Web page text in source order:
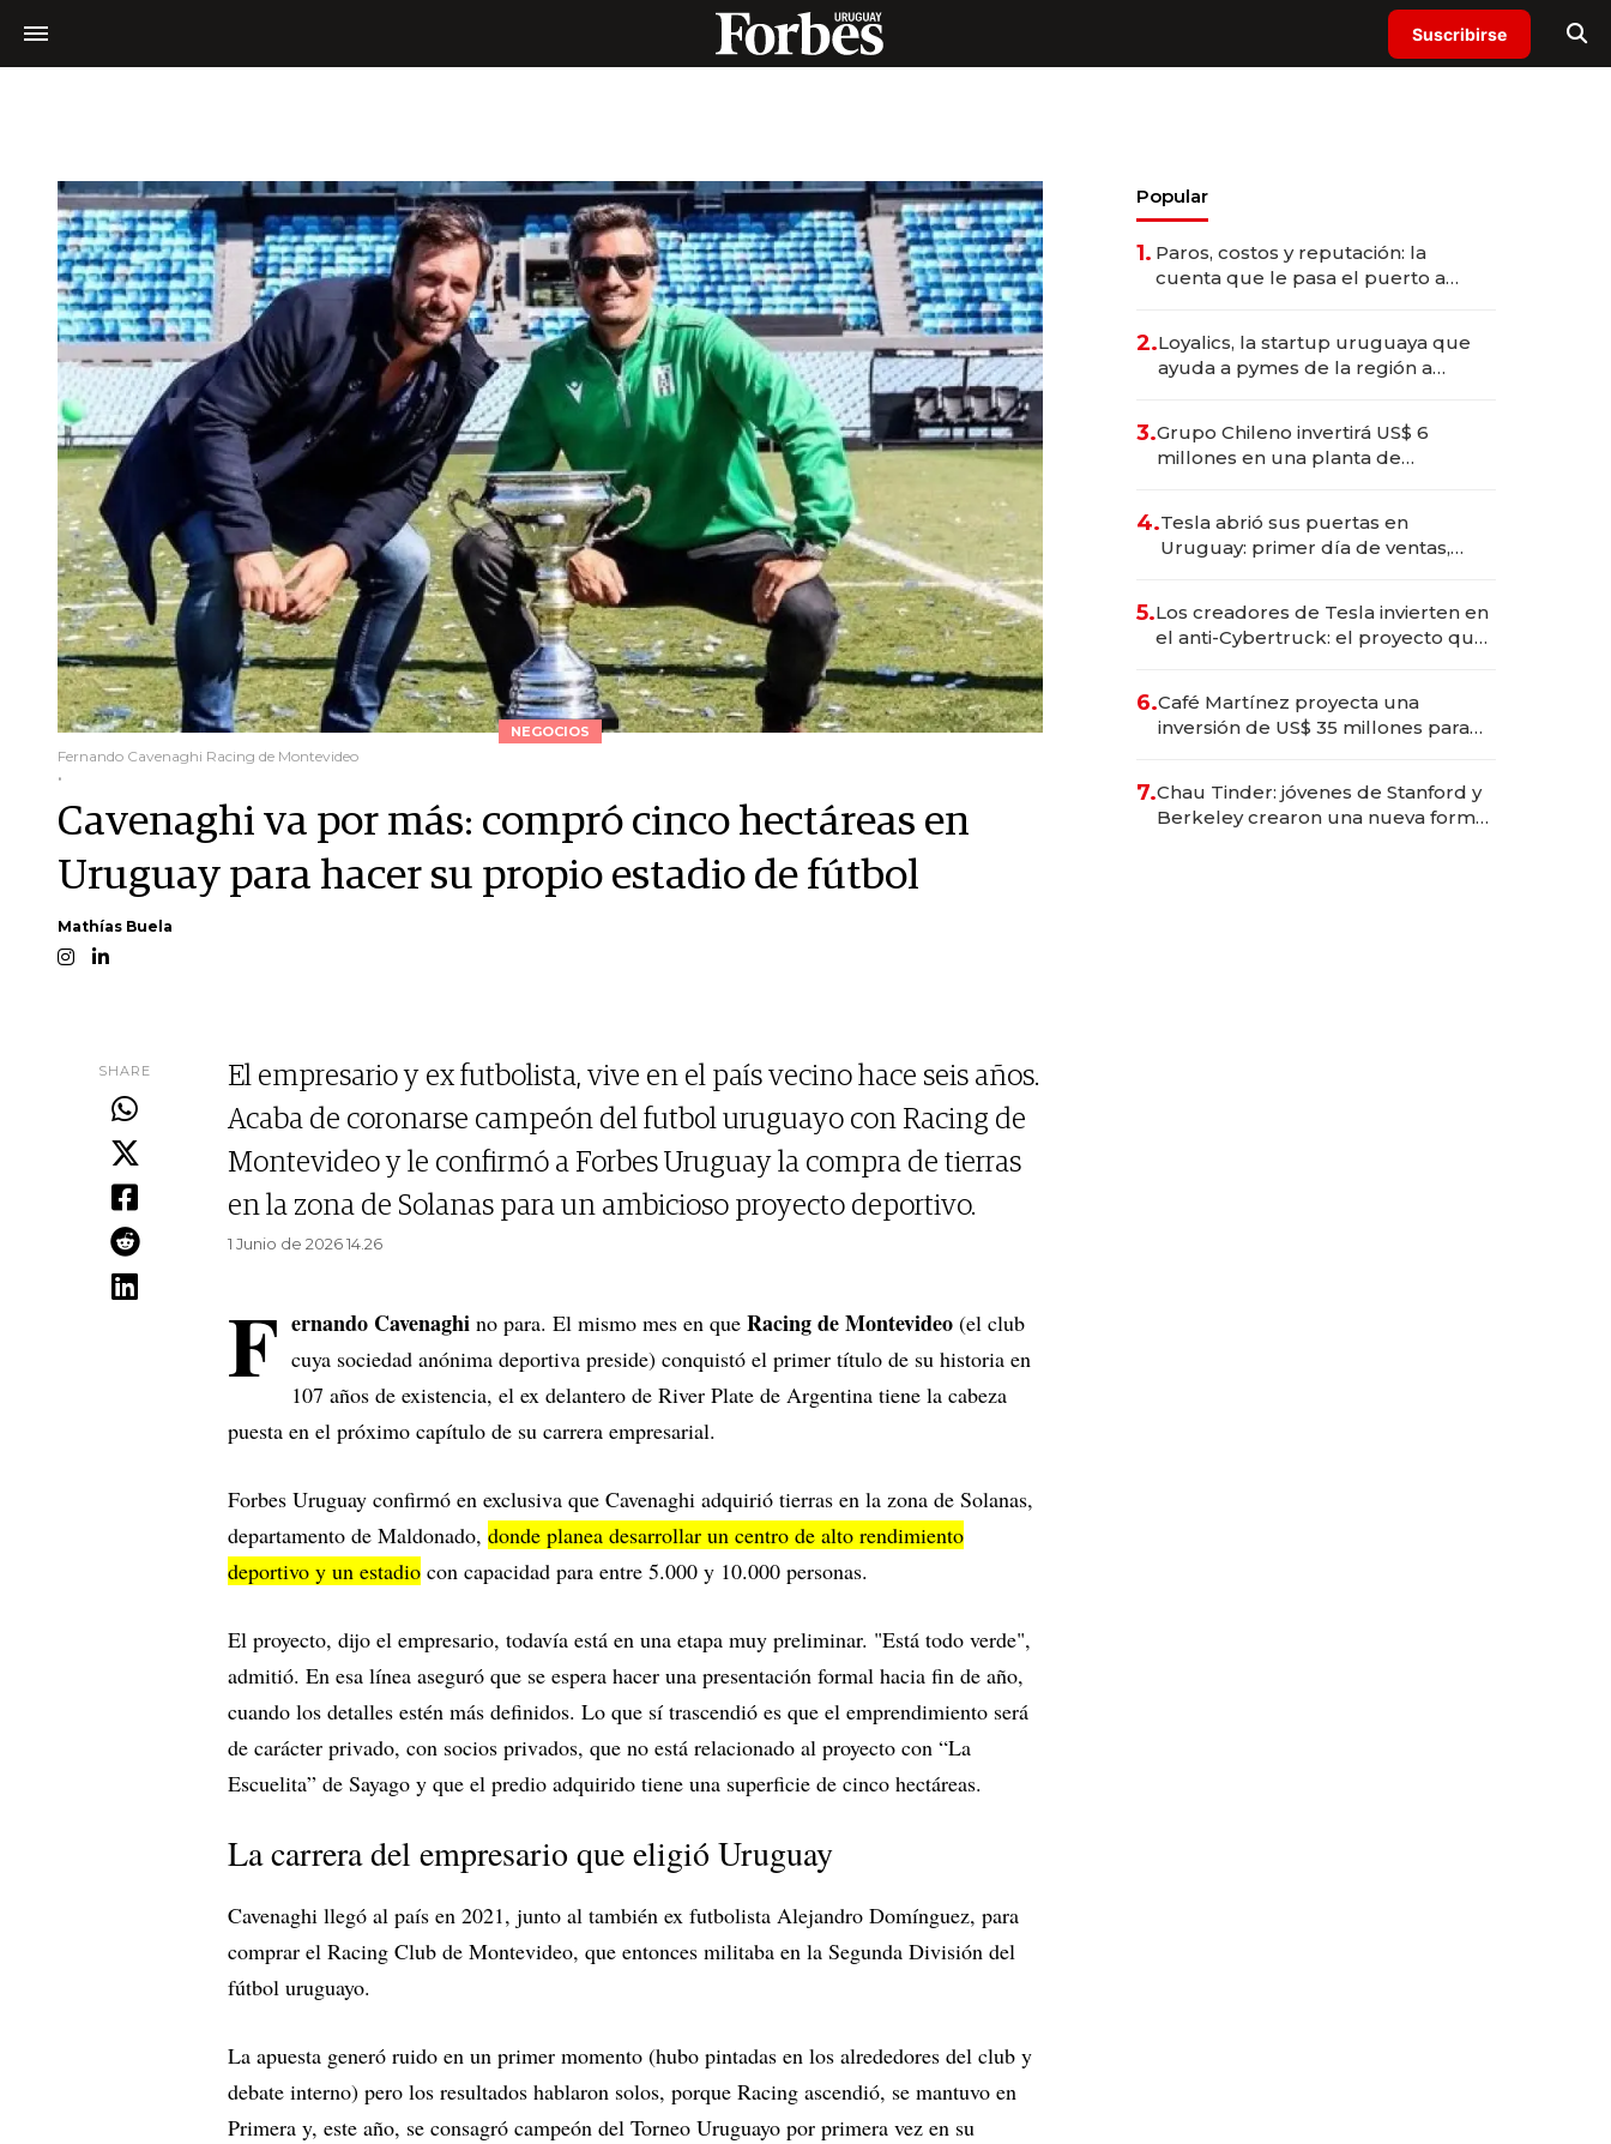
Suscribirse
NEGOCIOS
Fernando Cavenaghi Racing de Montevideo
.
Cavenaghi va por más: compró cinco hectáreas en
Uruguay para hacer su propio estadio de fútbol
Mathías Buela
SHARE
El empresario y ex futbolista, vive en el país vecino hace seis años.
Acaba de coronarse campeón del futbol uruguayo con Racing de
Montevideo y le confirmó a Forbes Uruguay la compra de tierras
en la zona de Solanas para un ambicioso proyecto deportivo.
1 Junio de 2026 14.26
F ernando Cavenaghi no para. El mismo mes en que Racing de Montevideo (el club
cuya sociedad anónima deportiva preside) conquistó el primer título de su historia en
107 años de existencia, el ex delantero de River Plate de Argentina tiene la cabeza
puesta en el próximo capítulo de su carrera empresarial.
Forbes Uruguay confirmó en exclusiva que Cavenaghi adquirió tierras en la zona de Solanas,
departamento de Maldonado, donde planea desarrollar un centro de alto rendimiento
deportivo y un estadio con capacidad para entre 5.000 y 10.000 personas.
El proyecto, dijo el empresario, todavía está en una etapa muy preliminar. "Está todo verde",
admitió. En esa línea aseguró que se espera hacer una presentación formal hacia fin de año,
cuando los detalles estén más definidos. Lo que sí trascendió es que el emprendimiento será
de carácter privado, con socios privados, que no está relacionado al proyecto con “La
Escuelita” de Sayago y que el predio adquirido tiene una superficie de cinco hectáreas.
La carrera del empresario que eligió Uruguay
Cavenaghi llegó al país en 2021, junto al también ex futbolista Alejandro Domínguez, para
comprar el Racing Club de Montevideo, que entonces militaba en la Segunda División del
fútbol uruguayo.
La apuesta generó ruido en un primer momento (hubo pintadas en los alrededores del club y
debate interno) pero los resultados hablaron solos, porque Racing ascendió, se mantuvo en
Primera y, este año, se consagró campeón del Torneo Uruguayo por primera vez en su
Popular
1. Paros, costos y reputación: la
cuenta que le pasa el puerto a
2.Loyalics, la startup uruguaya que
ayuda a pymes de la región a
3.Grupo Chileno invertirá US$ 6
millones en una planta de
4.Tesla abrió sus puertas en
Uruguay: primer día de ventas,
que lidera la operación
5.Los creadores de Tesla invierten en
el anti-Cybertruck: el proyecto que
6.Café Martínez proyecta una
inversión de US$ 35 millones para
7.Chau Tinder: jóvenes de Stanford y
Berkeley crearon una nueva forma